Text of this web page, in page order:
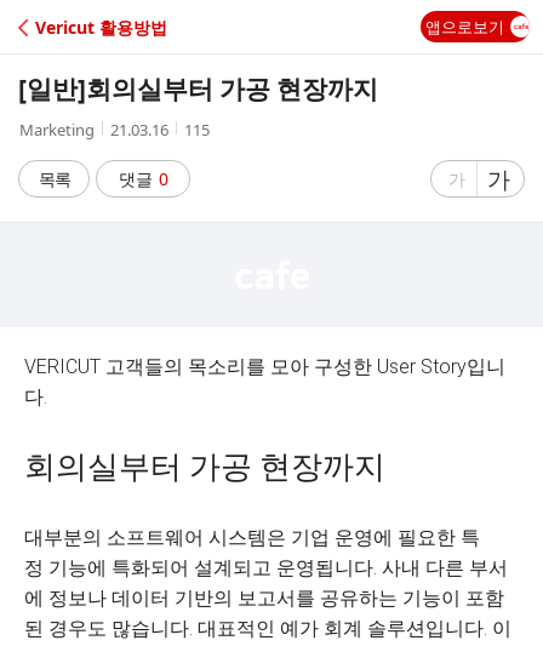
C
A
Vericut 활용방법 앱으로보기
[일반]회의실부터 가공 현장까지
작
자
Marketing
작
시
간
21.03.16
조
수
115
목록 댓글 0
글
게
가
글
자
게
가
VERICUT 고객들의 목소리를 모아 구성한 User Story입니
다.
회의실부터 가공 현장까지
대부분의 소프트웨어 시스템은 기업 운영에 필요한 특
정 기능에 특화되어 설계되고 운영됩니다. 사내 다른 부서
에 정보나 데이터 기반의 보고서를 공유하는 기능이 포함
된 경우도 많습니다. 대표적인 예가 회계 솔루션입니다. 이